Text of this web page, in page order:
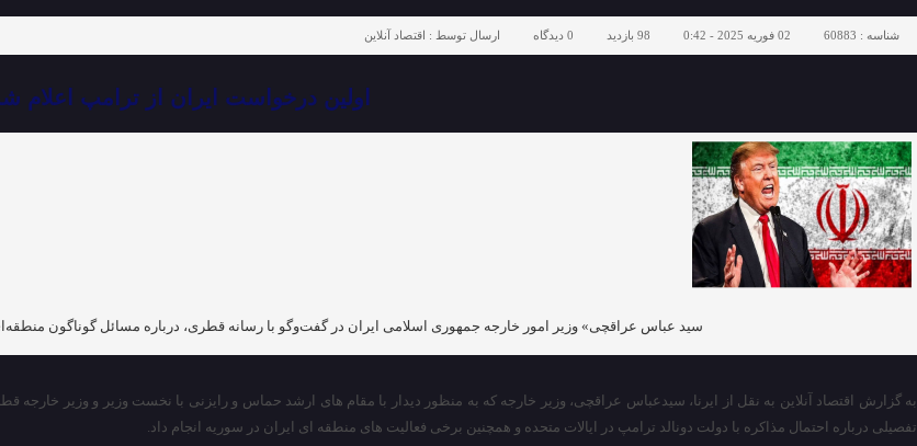
شناسه : 60883 02 فوریه 2025 - 0:42 98 بازدید 0 دیدگاه ارسال توسط : اقتصاد آنلاین
اولین درخواست ایران از ترامپ اعلام
سید عباس عراقچی» وزیر امور خارجه جمهوری اسلامی ایران در گفت‌وگو با رسانه قطری، درباره مسائل گوناگون
به گزارش اقتصاد آنلاین به نقل از ایرنا، سیدعباس عراقچی، وزیر خارجه که به منظور دیدار با مقام های ارشد حماس و رایزنی با نخست وزیر و وزیر
تفصیلی درباره احتمال مذاکره با دولت دونالد ترامپ در ایالات متحده و همچنین برخی فعالیت های منطقه ای ایران در سوریه انجام داد.